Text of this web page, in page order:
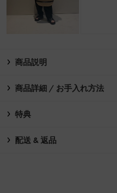
商品説明
商品詳細 / お手入れ方法
特典
配送 & 返品